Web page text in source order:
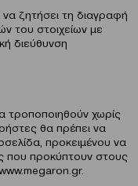
ζητήσει τη διαγραφή
του στοιχείων με
διεύθυνση
τροποποιηθούν χωρίς
θα πρέπει να
προκειμένου να
που προκύπτουν στους